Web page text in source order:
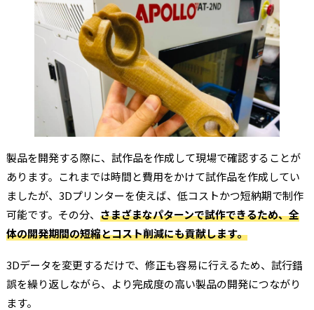
製品を開発する際に、試作品を作成して現場で確認することが
あります。これまでは時間と費用をかけて試作品を作成してい
ましたが、3Dプリンターを使えば、低コストかつ短納期で制作
可能です。その分、 さまざまなパターンで試作できるため、全
体の開発期間の短縮とコスト削減にも貢献します。
3Dデータを変更するだけで、修正も容易に行えるため、試行錯
誤を繰り返しながら、より完成度の高い製品の開発につながり
ます。